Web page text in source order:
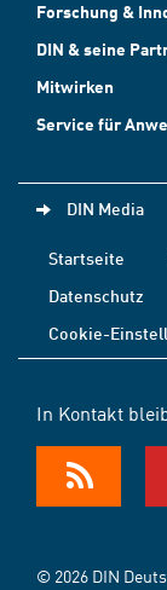
Forschung &
DIN & seine
Mitwirken
Service für
DIN Media
Startseite
Datenschutz
Cookie-
In Kontakt
© 2026 DIN